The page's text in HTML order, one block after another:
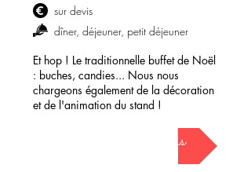
sur devis
dîner, déjeuner, petit déjeuner
Et hop ! Le traditionnelle buffet de Noël
: buches, candies... Nous nous
chargeons également de la décoration
et de l'animation du stand !
demander mon devis